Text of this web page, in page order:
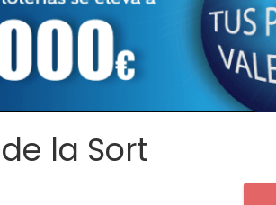
la Sort